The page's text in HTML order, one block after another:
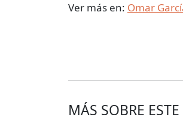
Ver más en: Omar
MÁS SOBRE